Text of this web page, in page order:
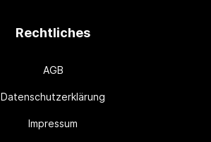
Rechtliches
AGB
Datenschutzerklärung
Impressum